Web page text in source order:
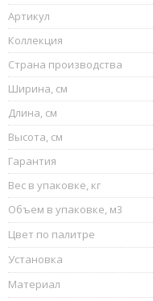
Артикул
Коллекция
Страна производства
Ширина, см
Длина, см
Высота, см
Гарантия
Вес в упаковке, кг
Объем в упаковке, м3
Цвет по палитре
Установка
Материал